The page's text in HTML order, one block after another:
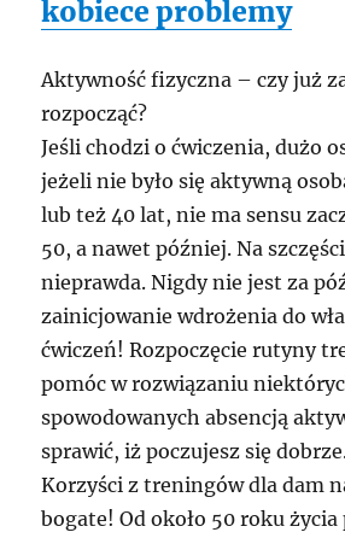
kobiece problemy
Aktywność fizyczna – czy już
rozpocząć?
Jeśli chodzi o ćwiczenia, dużo
jeżeli nie było się aktywną
lub też 40 lat, nie ma sensu
50, a nawet później. Na
nieprawda. Nigdy nie jest za
zainicjowanie wdrożenia do
ćwiczeń! Rozpoczęcie rutyny
pomóc w rozwiązaniu
spowodowanych absencją
sprawić, iż poczujesz się
Korzyści z treningów dla dam
bogate! Od około 50 roku